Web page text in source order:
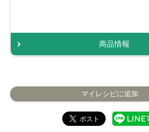
商品情報
マイレシピに追加